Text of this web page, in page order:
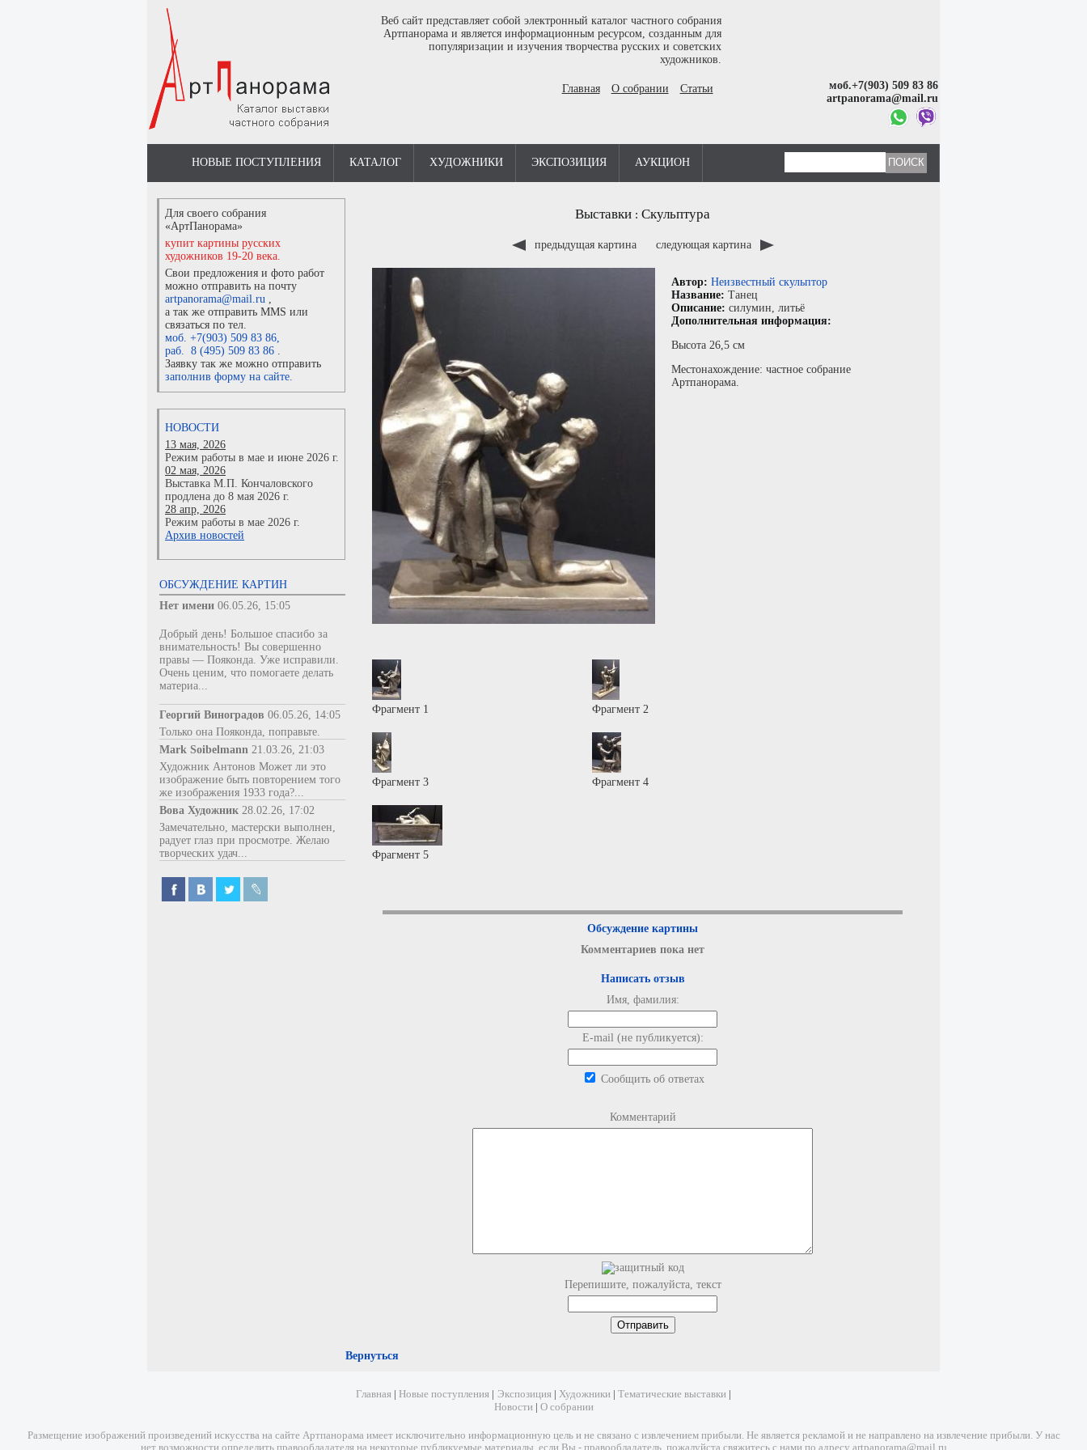
Веб сайт представляет собой электронный каталог частного собрания
Артпанорама и является информационным ресурсом, созданным для
популяризации и изучения творчества русских и советских
художников.
Главная О собрании Статьи
моб.+7(903) 509 83 86
artpanorama@mail.ru
НОВЫЕ ПОСТУПЛЕНИЯ КАТАЛОГ ХУДОЖНИКИ ЭКСПОЗИЦИЯ АУКЦИОН
Для своего собрания
«АртПанорама»
купит картины русских
художников 19-20 века.
Свои предложения и фото работ
можно отправить на почту
artpanorama@mail.ru ,
а так же отправить MMS или
связаться по тел.
моб. +7(903) 509 83 86,
раб. 8 (495) 509 83 86 .
Заявку так же можно отправить
заполнив форму на сайте.
НОВОСТИ
13 мая, 2026
Режим работы в мае и июне 2026 г.
02 мая, 2026
Выставка М.П. Кончаловского
продлена до 8 мая 2026 г.
28 апр, 2026
Режим работы в мае 2026 г.
Архив новостей
ОБСУЖДЕНИЕ КАРТИН
Нет имени 06.05.26, 15:05
Добрый день! Большое спасибо за
внимательность! Вы совершенно
правы — Пояконда. Уже исправили.
Очень ценим, что помогаете делать
материа...
Георгий Виноградов 06.05.26, 14:05
Только она Пояконда, поправьте.
Mark Soibelmann 21.03.26, 21:03
Художник Антонов Может ли это
изображение быть повторением того
же изображения 1933 года?...
Вова Художник 28.02.26, 17:02
Замечательно, мастерски выполнен,
радует глаз при просмотре. Желаю
творческих удач...
Выставки : Скульптура
предыдущая картина следующая картина
Автор: Неизвестный скульптор
Название: Танец
Описание: силумин, литьё
Дополнительная информация:
Высота 26,5 см
Местонахождение: частное собрание
Артпанорама.
Фрагмент 1 Фрагмент 2
Фрагмент 3 Фрагмент 4
Фрагмент 5
Обсуждение картины
Комментариев пока нет
Написать отзыв
Имя, фамилия:
E-mail (не публикуется):
Сообщить об ответах
Комментарий
Перепишите, пожалуйста, текст
Вернуться
Главная Новые поступления Экспозиция Художники Тематические выставки
Новости| О собрании
Размещение изображений произведений искусства на сайте Артпанорама имеет исключительно информационную цель и не связано с извлечением прибыли. Не является рекламой и не направлено на извлечение прибыли. У нас
нет возможности определить правообладателя на некоторые публикуемые материалы, если Вы - правообладатель, пожалуйста свяжитесь с нами по адресу artpanorama@mail.ru